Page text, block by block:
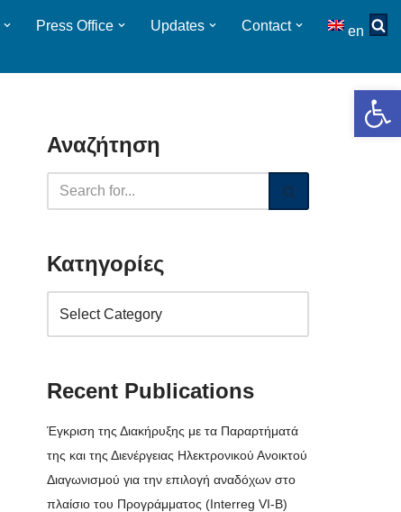
Press Οffice Updates Contact en
Αναζήτηση
Κατηγορίες
Recent Publications
Έγκριση της Διακήρυξης με τα Παραρτήματά
της και της Διενέργειας Ηλεκτρονικού Ανοικτού
Διαγωνισμού για την επιλογή αναδόχων στο
πλαίσιο του Προγράμματος (Interreg VI-B)